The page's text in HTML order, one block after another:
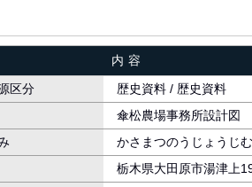
内容
区分
歴史資料 / 歴史資料
傘松農場事務所設計図
かさまつのうじょうじ
栃木県大田原市湯津上